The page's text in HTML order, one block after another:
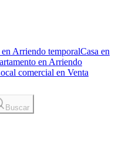
en Arriendo temporalCasa en
en Arriendo
comercial en Venta
Buscar